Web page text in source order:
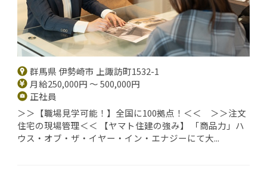
群馬県 伊勢崎市 上諏訪町1532-1
月給250,000円 ～ 500,000円
正社員
＞＞【職場見学可能！】全国に100拠点！＜＜ ＞＞注文
住宅の現場管理＜＜ 【ヤマト住建の強み】 「商品力」ハ
ウス・オブ・ザ・イヤー・イン・エナジーにて大...